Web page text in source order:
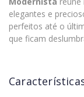
elegantes e
perfeitos até o
que ficam